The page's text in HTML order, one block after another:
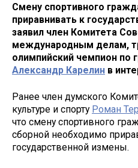
Смену спортивного
приравнивать к
заявил член Комитета
международным делам,
олимпийский чемпион по
Александр Карелин в
Ранее член думского
культуре и спорту Роман
что смену спортивного
сборной необходимо
государственной измены.